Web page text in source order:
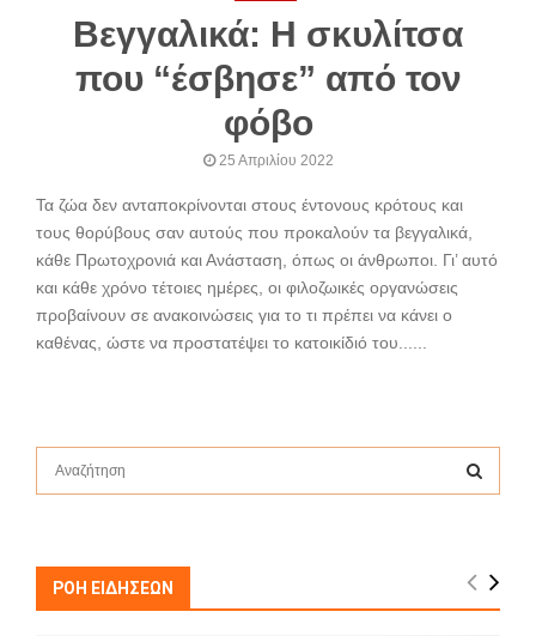
Βεγγαλικά: Η σκυλίτσα
που “έσβησε” από τον
φόβο
25 Απριλίου 2022
Τα ζώα δεν ανταποκρίνονται στους έντονους κρότους και
τους θορύβους σαν αυτούς που προκαλούν τα βεγγαλικά,
κάθε Πρωτοχρονιά και Ανάσταση, όπως οι άνθρωποι. Γι’ αυτό
και κάθε χρόνο τέτοιες ημέρες, οι φιλοζωικές οργανώσεις
προβαίνουν σε ανακοινώσεις για το τι πρέπει να κάνει ο
καθένας, ώστε να προστατέψει το κατοικίδιό του......
f
A
ΡΟΗ ΕΙΔΗΣΕΩΝ